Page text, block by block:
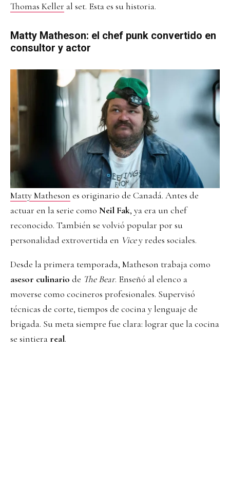
Thomas Keller al set. Esta es su historia.
Matty Matheson: el chef punk convertido en
consultor y actor
Matty Matheson es originario de Canadá. Antes de
actuar en la serie como Neil Fak, ya era un chef
reconocido. También se volvió popular por su
personalidad extrovertida en Vicey redes sociales.
Desde la primera temporada, Matheson trabaja como
asesor culinario de The Bear. Enseñó al elenco a
moverse como cocineros profesionales. Supervisó
técnicas de corte, tiempos de cocina y lenguaje de
brigada. Su meta siempre fue clara: lograr que la cocina
se sintierareal.